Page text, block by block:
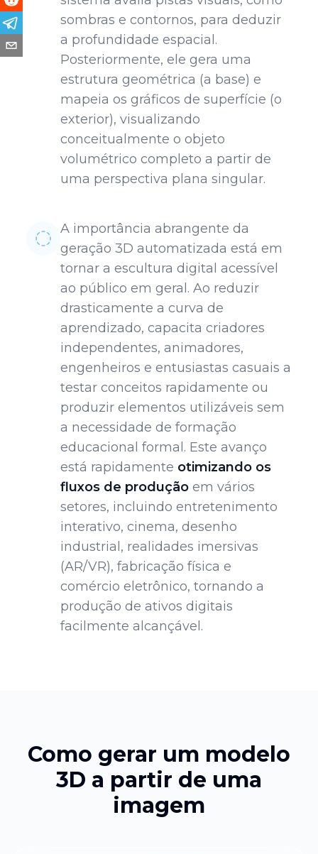
sombras e contornos, para deduzir
a profundidade espacial.
Posteriormente, ele gera uma
estrutura geométrica (a base) e
mapeia os gráficos de superfície (o
exterior), visualizando
conceitualmente o objeto
volumétrico completo a partir de
uma perspectiva plana singular.
A importância abrangente da
geração 3D automatizada está em
tornar a escultura digital acessível
ao público em geral. Ao reduzir
drasticamente a curva de
aprendizado, capacita criadores
independentes, animadores,
engenheiros e entusiastas casuais a
testar conceitos rapidamente ou
produzir elementos utilizáveis sem
a necessidade de formação
educacional formal. Este avanço
está rapidamente otimizando os
fluxos de produção em vários
setores, incluindo entretenimento
interativo, cinema, desenho
industrial, realidades imersivas
(AR/VR), fabricação física e
comércio eletrônico, tornando a
produção de ativos digitais
facilmente alcançável.
Como gerar um modelo
3D a partir de uma
imagem